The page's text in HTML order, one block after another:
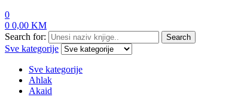
0
0 0,00 KM
Search for:
Search
Sve kategorije
Sve kategorije
Ahlak
Akaid